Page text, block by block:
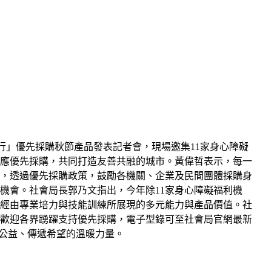
優先採購秋節產品發表記者會，現場邀集11家身心障礙
優先採購，共同打造友善共融的城市。黃偉哲表示，每一
透過優先採購政策，鼓勵各機關、企業及民間團體採購身
會。社會局長郭乃文指出，今年除11家身心障礙福利機
由專業培力與技能訓練所展現的多元能力與產品價值。社
迎各界踴躍支持優先採購，電子型錄可至社會局官網最新
益、傳遞希望的溫暖力量。